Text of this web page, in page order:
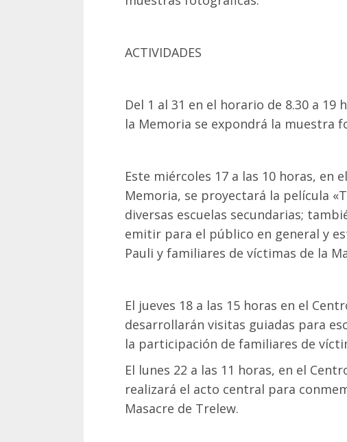
ACTIVIDADES
Del 1 al 31 en el horario de 8.30 a
la Memoria se expondrá la muestra
Este miércoles 17 a las 10 horas, en
Memoria, se proyectará la película
diversas escuelas secundarias;
emitir para el público en general y
Pauli y familiares de víctimas de la
El jueves 18 a las 15 horas en el
desarrollarán visitas guiadas para
la participación de familiares de
El lunes 22 a las 11 horas, en el
realizará el acto central para
Masacre de Trelew.